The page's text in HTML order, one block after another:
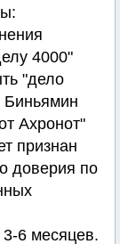
4000"
"дело
Биньямин
Ахронот"
признан
доверия по
6 месяцев.